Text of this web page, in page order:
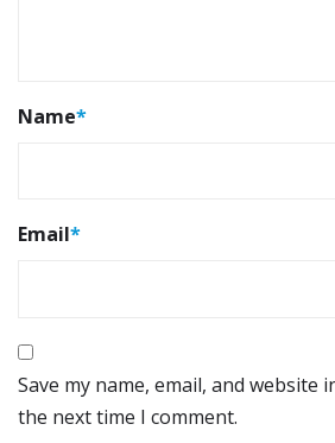
Name*
Email*
Save my name, email, and website
the next time I comment.